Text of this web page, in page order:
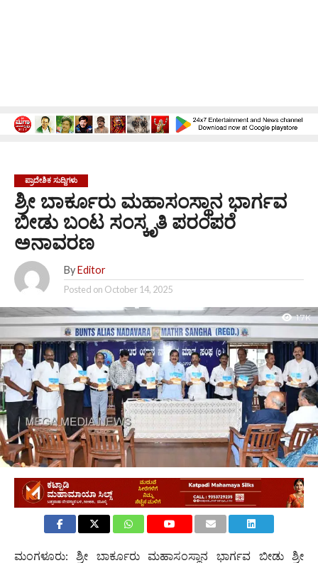
ಪ್ರಾದೇಶಿಕ ಸುದ್ದಿಗಳು
ಶ್ರೀ ಬಾರ್ಕೂರು ಮಹಾಸಂಸ್ಥಾನ ಭಾರ್ಗವ
ಬೀಡು ಬಂಟ ಸಂಸ್ಕೃತಿ ಪರಂಪರೆ
ಅನಾವರಣ
By Editor
Posted on October 14, 2025
1.7K
ಮಂಗಳೂರು: ಶ್ರೀ ಬಾರ್ಕೂರು ಮಹಾಸಂಸ್ಥಾನ ಭಾರ್ಗವ ಬೀಡು ಶ್ರೀ